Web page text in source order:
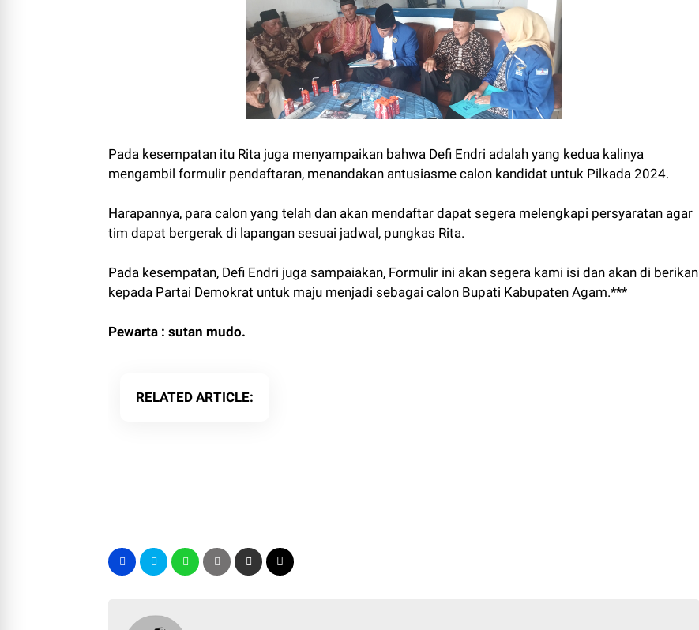
Pada kesempatan itu Rita juga menyampaikan bahwa Defi Endri adalah yang kedua kalinya
mengambil formulir pendaftaran, menandakan antusiasme calon kandidat untuk Pilkada 2024.
Harapannya, para calon yang telah dan akan mendaftar dapat segera melengkapi persyaratan agar
tim dapat bergerak di lapangan sesuai jadwal, pungkas Rita.
Pada kesempatan, Defi Endri juga sampaiakan, Formulir ini akan segera kami isi dan akan di berikan
kepada Partai Demokrat untuk maju menjadi sebagai calon Bupati Kabupaten Agam.***
Pewarta : sutan mudo.
RELATED ARTICLE